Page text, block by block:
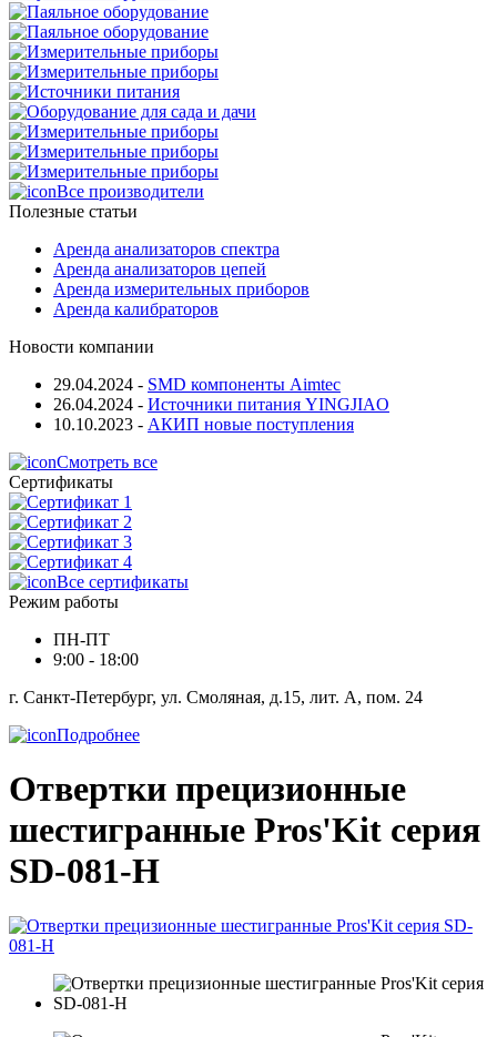
Все производители
Полезные статьи
Аренда анализаторов спектра
Аренда анализаторов цепей
Аренда измерительных приборов
Аренда калибраторов
Новости компании
29.04.2024 - SMD компоненты Aimtec
26.04.2024 - Источники питания YINGJIAO
10.10.2023 - АКИП новые поступления
Смотреть все
Сертификаты
Все сертификаты
Режим работы
ПН-ПТ
9:00 - 18:00
г. Санкт-Петербург, ул. Смоляная, д.15, лит. А, пом. 24
Подробнее
Отвертки прецизионные
шестигранные Pros'Kit серия
SD-081-H